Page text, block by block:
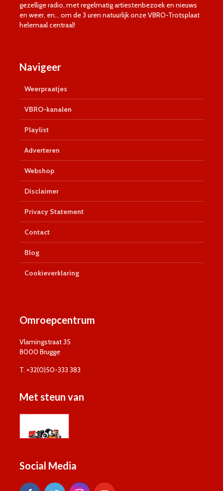
gezellige radio, met regelmatig artiestenbezoek en nieuws
en weer, en… om de 3 uren natuurlijk onze VBRO-Trotsplaat
helemaal centraal!
Navigeer
Weerpraatjes
VBRO-kanalen
Playlist
Adverteren
Webshop
Disclaimer
Privacy Statement
Contact
Blog
Cookieverklaring
Omroepcentrum
Vlamingstraat 35
8000 Brugge
T. +32(0)50-333 383
Met steun van
Social Media